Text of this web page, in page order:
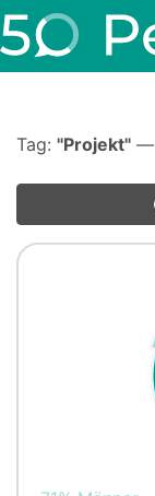
Tag: "Projekt" —